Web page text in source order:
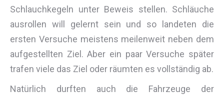
Schlauchkegeln unter Beweis stellen. Schläuche
ausrollen will gelernt sein und so landeten die
ersten Versuche meistens meilenweit neben dem
aufgestellten Ziel. Aber ein paar Versuche später
trafen viele das Ziel oder räumten es vollständig ab.
Natürlich durften auch die Fahrzeuge der